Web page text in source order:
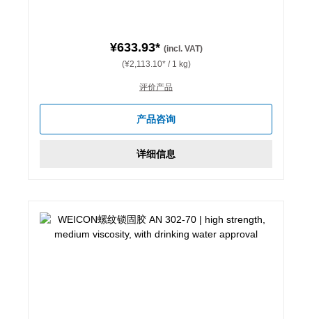
¥633.93* (incl. VAT)
(¥2,113.10* / 1 kg)
评价产品
产品咨询
详细信息